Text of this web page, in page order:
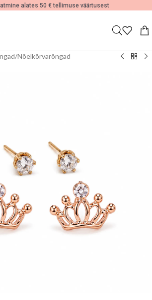
alates 50 € tellimuse väärtusest
/Nõelkõrvarõngad